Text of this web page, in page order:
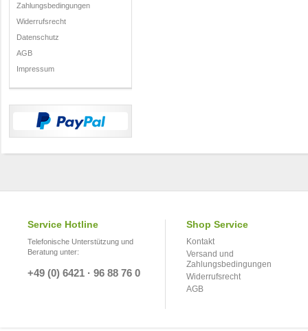
Zahlungsbedingungen
Widerrufsrecht
Datenschutz
AGB
Impressum
Service Hotline
Telefonische Unterstützung und
Beratung unter:
+49 (0) 6421 · 96 88 76 0
Shop Service
Kontakt
Versand und
Zahlungsbedingungen
Widerrufsrecht
AGB